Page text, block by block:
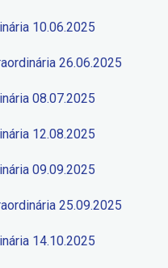
10.06.2025
26.06.2025
08.07.2025
12.08.2025
09.09.2025
25.09.2025
14.10.2025